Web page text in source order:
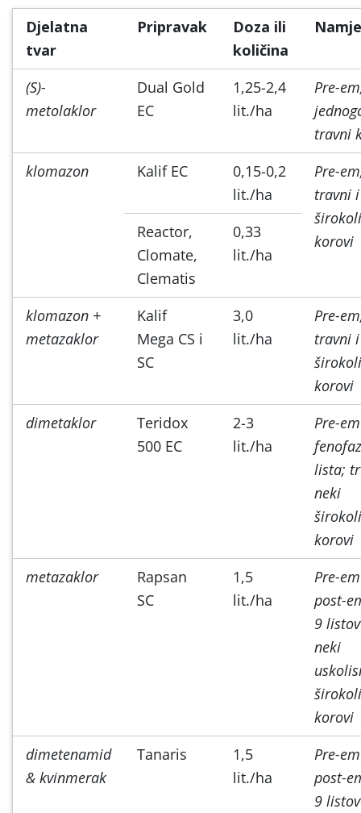
Djelatna
tvar
Pripravak
Doza ili
količina
(S)-
metolaklor
Dual Gold
EC
1,25-2,4
lit./ha
Pre-
travni
klomazon
Kalif EC
0,15-0,2
lit./ha
Pre-
travni i
korovi
Reactor,
Clomate,
Clematis
0,33
lit./ha
klomazon +
metazaklor
Kalif
Mega CS i
SC
3,0
lit./ha
Pre-
travni i
korovi
dimetaklor
Teridox
500 EC
2-3
lit./ha
Pre-
lista;
neki
korovi
metazaklor
Rapsan
SC
1,5
lit./ha
Pre-
post-
9
neki
korovi
dimetenamid
& kvinmerak
Tanaris
1,5
lit./ha
Pre-
post-
9